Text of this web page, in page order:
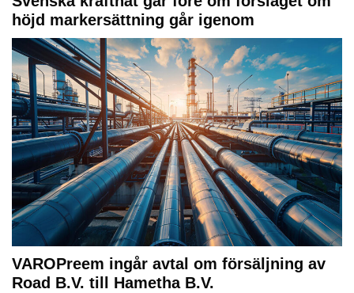
höjd markersättning går igenom
VAROPreem ingår avtal om försäljning av
Road B.V. till Hametha B.V.